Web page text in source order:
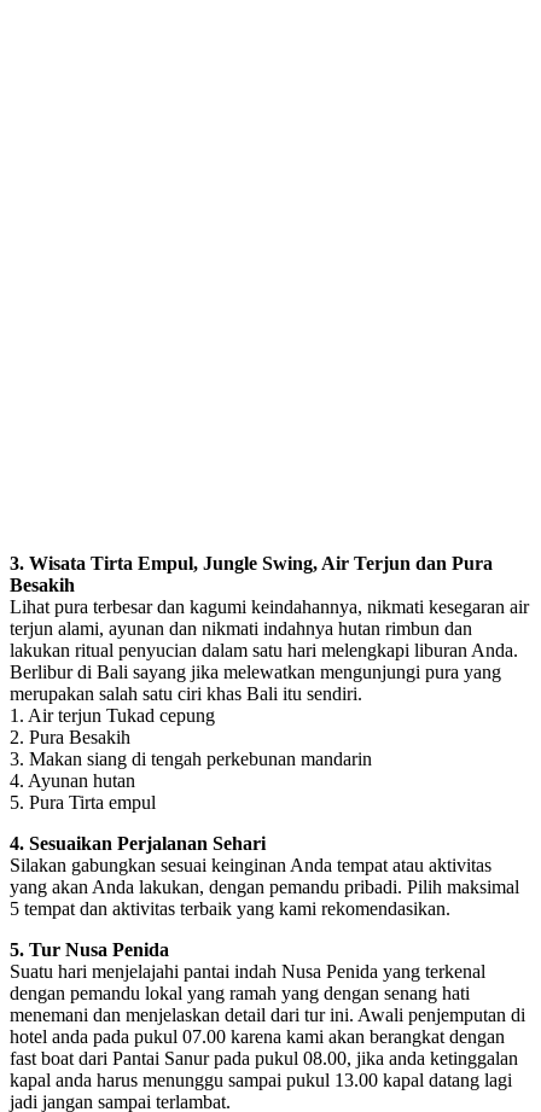
3. Wisata Tirta Empul, Jungle Swing, Air Terjun dan Pura
Besakih
Lihat pura terbesar dan kagumi keindahannya, nikmati kesegaran air
terjun alami, ayunan dan nikmati indahnya hutan rimbun dan
lakukan ritual penyucian dalam satu hari melengkapi liburan Anda.
Berlibur di Bali sayang jika melewatkan mengunjungi pura yang
merupakan salah satu ciri khas Bali itu sendiri.
1. Air terjun Tukad cepung
2. Pura Besakih
3. Makan siang di tengah perkebunan mandarin
4. Ayunan hutan
5. Pura Tirta empul
4. Sesuaikan Perjalanan Sehari
Silakan gabungkan sesuai keinginan Anda tempat atau aktivitas
yang akan Anda lakukan, dengan pemandu pribadi. Pilih maksimal
5 tempat dan aktivitas terbaik yang kami rekomendasikan.
5. Tur Nusa Penida
Suatu hari menjelajahi pantai indah Nusa Penida yang terkenal
dengan pemandu lokal yang ramah yang dengan senang hati
menemani dan menjelaskan detail dari tur ini. Awali penjemputan di
hotel anda pada pukul 07.00 karena kami akan berangkat dengan
fast boat dari Pantai Sanur pada pukul 08.00, jika anda ketinggalan
kapal anda harus menunggu sampai pukul 13.00 kapal datang lagi
jadi jangan sampai terlambat.